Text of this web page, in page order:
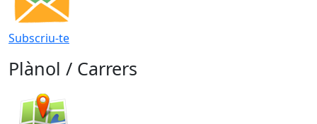
Subscriu-te
Plànol / Carrers